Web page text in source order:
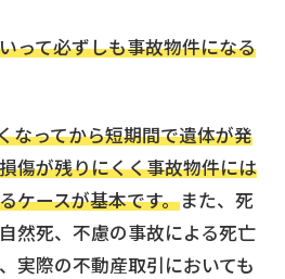
不動産リースバック
って必ずしも事故物件になる
なってから短期間で遺体が発
傷が残りにくく事故物件には
ケースが基本です。また、死
然死、不慮の事故による死亡
実際の不動産取引においても